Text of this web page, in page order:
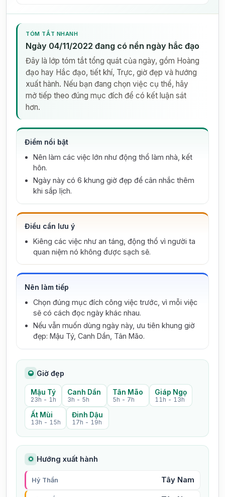
TÓM TẮT NHANH
Ngày 04/11/2022 đang có nền ngày hắc đạo
Đây là lớp tóm tắt tổng quát của ngày, gồm Hoàng
đạo hay Hắc đạo, tiết khí, Trực, giờ đẹp và hướng
xuất hành. Nếu bạn đang chọn việc cụ thể, hãy
mở tiếp theo đúng mục đích để có kết luận sát
hơn.
Điểm nổi bật
Nên làm các việc lớn như động thổ làm nhà, kết
hôn.
Ngày này có 6 khung giờ đẹp để cân nhắc thêm
khi sắp lịch.
Điều cần lưu ý
Kiêng các việc như an táng, động thổ vì người ta
quan niệm nó không được sạch sẽ.
Nên làm tiếp
Chọn đúng mục đích công việc trước, vì mỗi việc
sẽ có cách đọc ngày khác nhau.
Nếu vẫn muốn dùng ngày này, ưu tiên khung giờ
đẹp: Mậu Tý, Canh Dần, Tân Mão.
Giờ đẹp
Mậu Tý
23h - 1h
Canh Dần
3h - 5h
Tân Mão
5h - 7h
Giáp Ngọ
11h - 13h
Ất Mùi
13h - 15h
Đinh Dậu
17h - 19h
Hướng xuất hành
Hỷ Thần Tây Nam